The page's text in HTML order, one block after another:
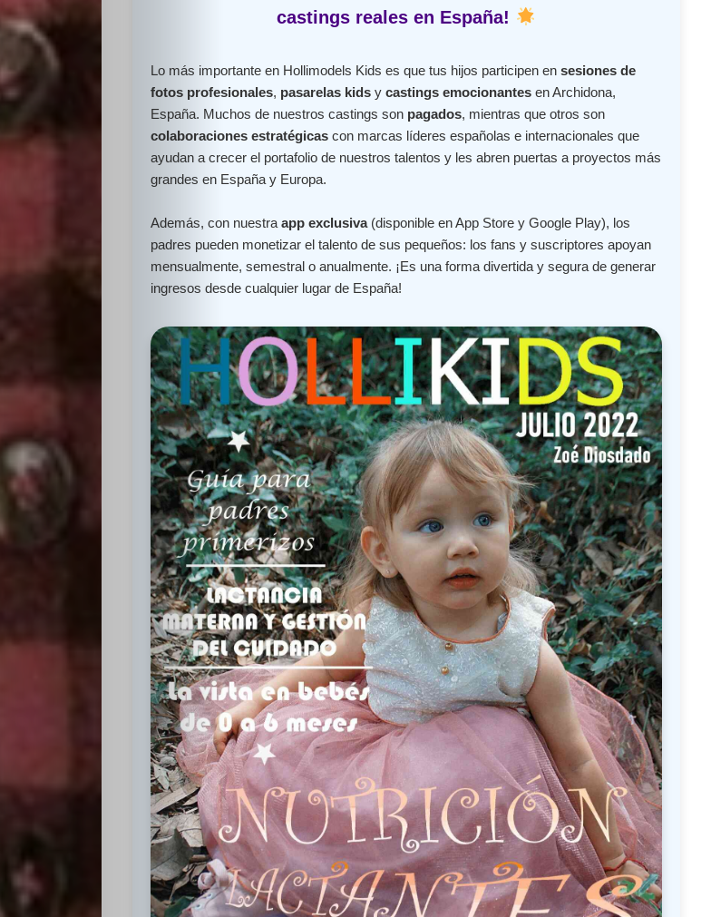
Inicio
Casting
Bershka
castings reales en España!
Lo más importante en Hollimodels Kids es que tus hijos participen en sesiones de
fotos profesionales, pasarelas kidsy castings emocionantesen Archidona,
España. Muchos de nuestros castings son pagados, mientras que otros son
colaboraciones estratégicascon marcas líderes españolas e internacionales que
ayudan a crecer el portafolio de nuestros talentos y les abren puertas a proyectos más
grandes en España y Europa.
Además, con nuestra app exclusiva(disponible en App Store y Google Play), los
padres pueden monetizar el talento de sus pequeños: los fans y suscriptores apoyan
mensualmente, semestral o anualmente. ¡Es una forma divertida y segura de generar
ingresos desde cualquier lugar de España!